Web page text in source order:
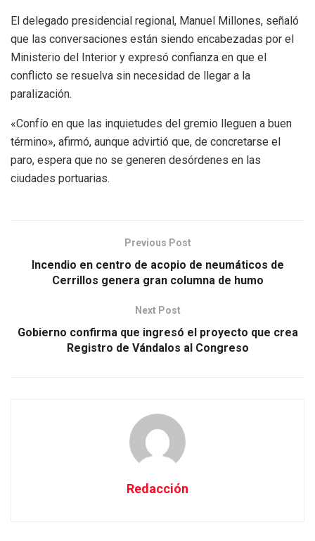
El delegado presidencial regional, Manuel Millones, señaló
que las conversaciones están siendo encabezadas por el
Ministerio del Interior y expresó confianza en que el
conflicto se resuelva sin necesidad de llegar a la
paralización.
«Confío en que las inquietudes del gremio lleguen a buen
término», afirmó, aunque advirtió que, de concretarse el
paro, espera que no se generen desórdenes en las
ciudades portuarias.
Previous Post
Incendio en centro de acopio de neumáticos de
Cerrillos genera gran columna de humo
Next Post
Gobierno confirma que ingresó el proyecto que crea
Registro de Vándalos al Congreso
Redacción